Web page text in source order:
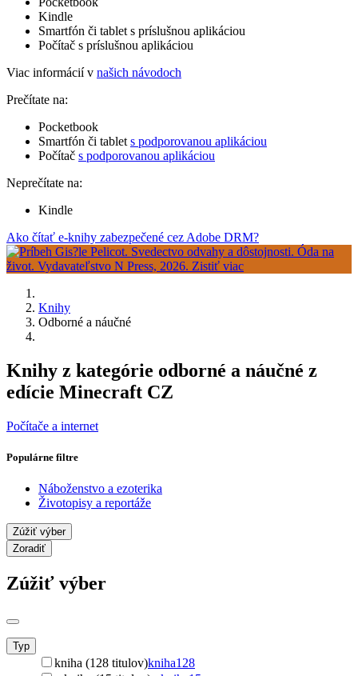
Kindle
Smartfón či tablet s príslušnou aplikáciou
Počítač s príslušnou aplikáciou
Viac informácií v našich návodoch
Prečítate na:
Pocketbook
Smartfón či tablet s podporovanou aplikáciou
Počítač s podporovanou aplikáciou
Neprečítate na:
Kindle
Ako čítať e-knihy zabezpečené cez Adobe DRM?
Knihy
Odborné a náučné
Knihy z kategórie odborné a náučné z
edície Minecraft CZ
Počítače a internet
Populárne filtre
Náboženstvo a ezoterika
Životopisy a reportáže
Zúžiť výber
Zoradiť
Zúžiť výber
Typ
kniha (128 titulov)kniha128